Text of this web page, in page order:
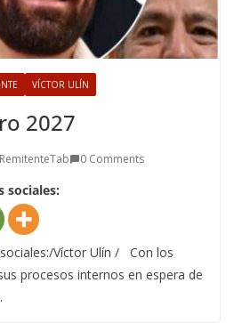
VÍCTOR ULÍN
2027
0 Comments
sociales:
Víctor Ulín / Con los
procesos internos en espera de